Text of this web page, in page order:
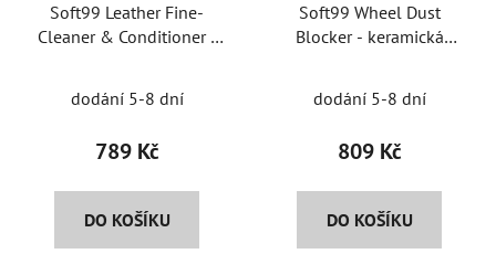
Soft99 Leather Fine-
Cleaner & Conditioner -
dodání 5-8 dní
789 Kč
DO KOŠÍKU
Soft99 Wheel Dust
Blocker - keramická
dodání 5-8 dní
809 Kč
DO KOŠÍKU